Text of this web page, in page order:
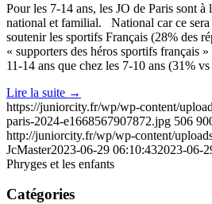
Pour les 7-14 ans, les JO de Paris sont à
national et familial. National car ce sera
soutenir les sportifs Français (28% des
« supporters des héros sportifs français
11-14 ans que chez les 7-10 ans (31%
Lire la suite →
https://juniorcity.fr/wp/wp-content/
paris-2024-e1668567907872.jpg 506
http://juniorcity.fr/wp/wp-content/
JcMaster2023-06-29 06:10:432023-06-
Phryges et les enfants
Catégories